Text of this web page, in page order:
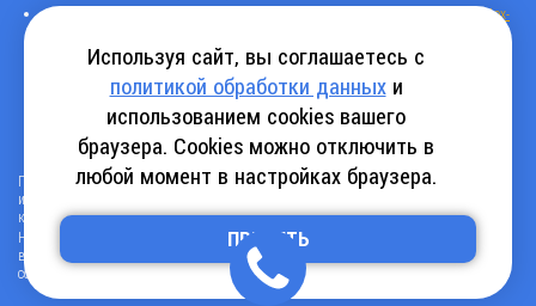
поставить прямую активную гиперссылку на оригинал в виде: «источник
vertex-
системами, т.е. запрещено применять «noindex», «nofollow» и любые другие
способы, нельзя использовать редирект в ссылках;
все ссылки, имеющиеся в тексте материала, должны оставаться в неизменном
виде и быть прямыми и активными;
в случае регулярного использования материалов сайтаvertex-awp.ru
активная ссылка на ресурс должна быть размещена на главной странице вашего
сайта (в любом видимом месте).
Посетителям сайта разрешается копировать/скачивать только следующую
информацию: бланки, анкеты, каталоги, промокоды на скидки, адреса офисов,
контактные телефоны и контактную информацию.
Нарушение вышеуказанных положений является нарушением авторских прав и
влечет наступление гражданской, административной и уголовной ответственности в
соответствии с действующим законодательством.
Используя сайт, вы соглашаетесь с
политикой обработки данныхи
использованием cookies вашего
браузера. Cookies можно отключить в
любой момент в настройках браузера.
ПРИНЯТЬ